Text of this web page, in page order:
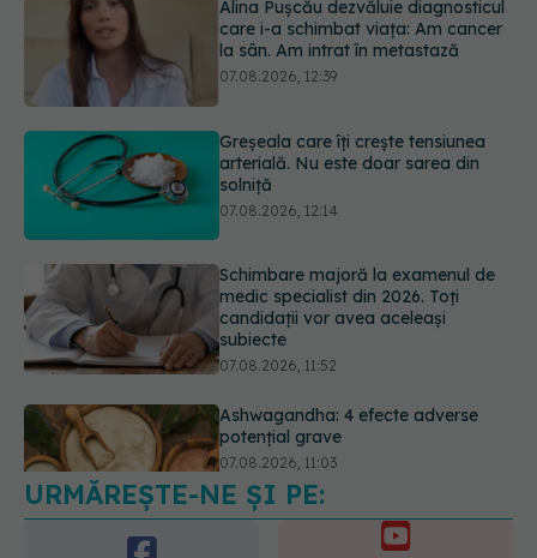
Greșeala care îți crește tensiunea
arterială. Nu este doar sarea din
solniță
07.08.2026, 12:14
Schimbare majoră la examenul de
medic specialist din 2026. Toți
candidații vor avea aceleași
subiecte
Ashwagandha: 4 efecte adverse
potențial grave
07.08.2026, 11:03
Ți-ai mărit buzele? Cele 4 greșeli
care pot strica rezultatul după
injectarea cu acid hialuronic
07.08.2026, 13:54
URMĂREȘTE-NE ȘI PE:
URMĂRITORI